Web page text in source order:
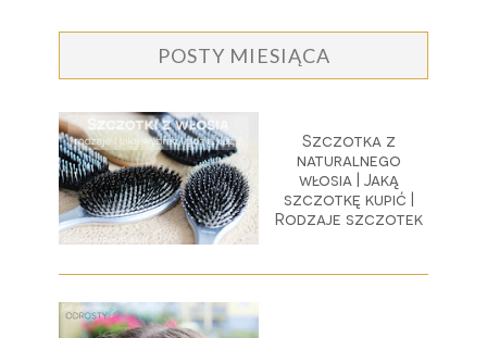
POSTY MIESIĄCA
Szczotka z
naturalnego
włosia | Jaką
szczotkę kupić |
Rodzaje szczotek